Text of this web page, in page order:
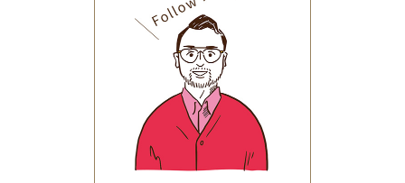
2025年9月(30)
2025年8月(31)
2025年7月(37)
2025年6月(48)
2025年5月
(41)
2025年4月
(32)
2025年3月(31)